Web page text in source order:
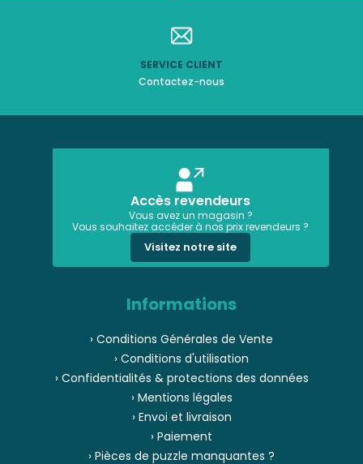
SERVICE CLIENT
Contactez-nous
Accès revendeurs
Vous avez un magasin ?
Vous souhaitez accéder à nos prix revendeurs ?
Visitez notre site
Informations
› Conditions Générales de Vente
› Conditions d'utilisation
› Confidentialités & protections des données
› Mentions légales
› Envoi et livraison
› Paiement
› Pièces de puzzle manquantes ?